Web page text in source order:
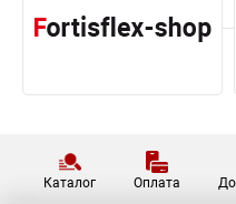
Каталог Оплата